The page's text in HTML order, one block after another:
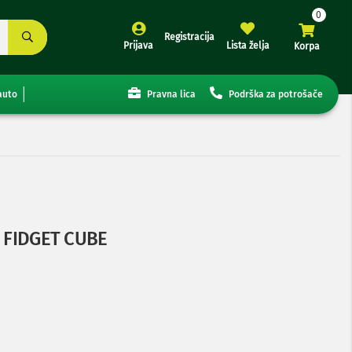
Pravna lica Podrška za potrošače
Korpa
Prijava
Registracija
Lista želja
CUBE